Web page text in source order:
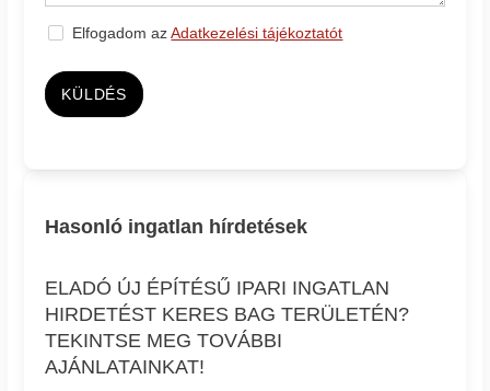
Elfogadom azAdatkezelési tájékoztatót
KÜLDÉS
Hasonló ingatlan hírdetések
ELADÓ ÚJ ÉPÍTÉSŰ IPARI INGATLAN
HIRDETÉST KERES BAG TERÜLETÉN?
TEKINTSE MEG TOVÁBBI
AJÁNLATAINKAT!